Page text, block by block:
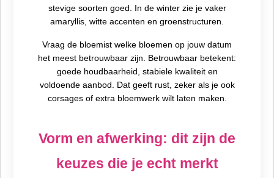
stevige soorten goed. In de winter zie je vaker
amaryllis, witte accenten en groenstructuren.
Vraag de bloemist welke bloemen op jouw datum
het meest betrouwbaar zijn. Betrouwbaar betekent:
goede houdbaarheid, stabiele kwaliteit en
voldoende aanbod. Dat geeft rust, zeker als je ook
corsages of extra bloemwerk wilt laten maken.
Vorm en afwerking: dit zijn de
keuzes die je echt merkt